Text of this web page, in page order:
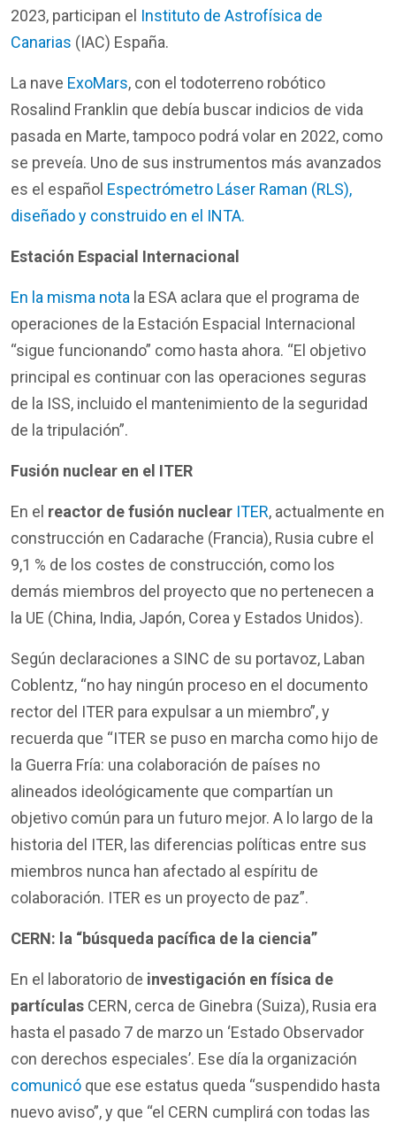
2023, participan el Instituto de Astrofísica de
Canarias (IAC) España.
La nave ExoMars, con el todoterreno robótico
Rosalind Franklin que debía buscar indicios de vida
pasada en Marte, tampoco podrá volar en 2022, como
se preveía. Uno de sus instrumentos más avanzados
es el español Espectrómetro Láser Raman (RLS),
diseñado y construido en el INTA.
Estación Espacial Internacional
En la misma nota la ESA aclara que el programa de
operaciones de la Estación Espacial Internacional
“sigue funcionando” como hasta ahora. “El objetivo
principal es continuar con las operaciones seguras
de la ISS, incluido el mantenimiento de la seguridad
de la tripulación”.
Fusión nuclear en el ITER
En el reactor de fusión nuclear ITER, actualmente en
construcción en Cadarache (Francia), Rusia cubre el
9,1 % de los costes de construcción, como los
demás miembros del proyecto que no pertenecen a
la UE (China, India, Japón, Corea y Estados Unidos).
Según declaraciones a SINC de su portavoz, Laban
Coblentz, “no hay ningún proceso en el documento
rector del ITER para expulsar a un miembro”, y
recuerda que “ITER se puso en marcha como hijo de
la Guerra Fría: una colaboración de países no
alineados ideológicamente que compartían un
objetivo común para un futuro mejor. A lo largo de la
historia del ITER, las diferencias políticas entre sus
miembros nunca han afectado al espíritu de
colaboración. ITER es un proyecto de paz”.
CERN: la “búsqueda pacífica de la ciencia”
En el laboratorio de investigación en física de
partículas CERN, cerca de Ginebra (Suiza), Rusia era
hasta el pasado 7 de marzo un ‘Estado Observador
con derechos especiales’. Ese día la organización
comunicó que ese estatus queda “suspendido hasta
nuevo aviso”, y que “el CERN cumplirá con todas las